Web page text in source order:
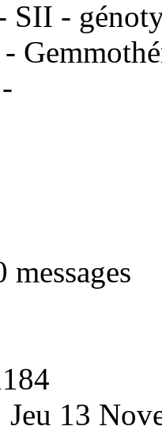
SII -
messages
Jeu 13